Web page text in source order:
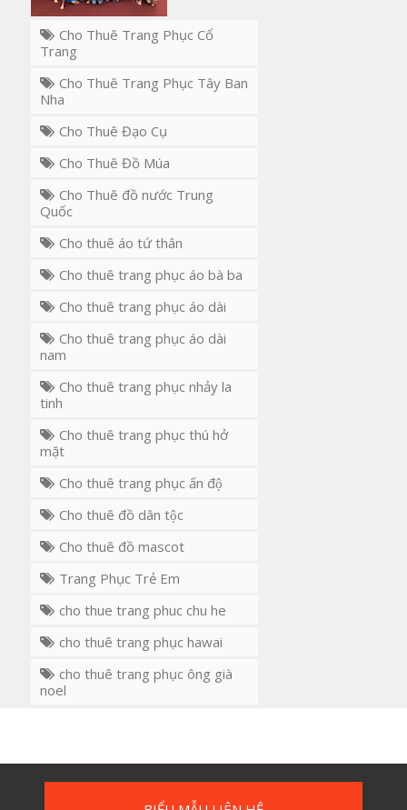
Cho Thuê Trang Phục Cổ
Trang
Cho Thuê Trang Phục Tây Ban
Nha
Cho Thuê Đạo Cụ
Cho Thuê Đồ Múa
Cho Thuê đồ nước Trung
Quốc
Cho thuê áo tứ thân
Cho thuê trang phục áo bà ba
Cho thuê trang phục áo dài
Cho thuê trang phục áo dài
nam
Cho thuê trang phục nhảy la
tinh
Cho thuê trang phục thú hở
mặt
Cho thuê trang phục ấn độ
Cho thuê đồ dân tộc
Cho thuê đồ mascot
Trang Phục Trẻ Em
cho thue trang phuc chu he
cho thuê trang phục hawai
cho thuê trang phục ông già
noel